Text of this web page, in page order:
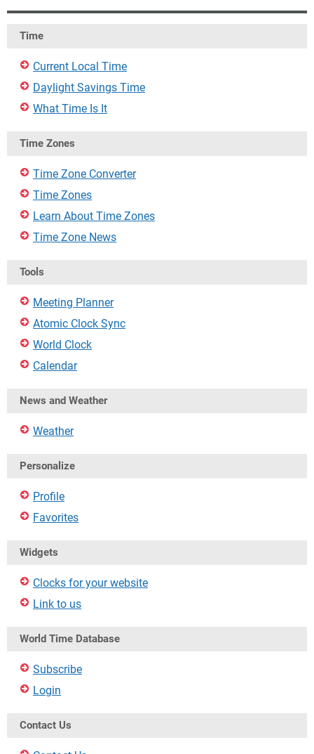
Time
Current Local Time
Daylight Savings Time
What Time Is It
Time Zones
Time Zone Converter
Time Zones
Learn About Time Zones
Time Zone News
Tools
Meeting Planner
Atomic Clock Sync
World Clock
Calendar
News and Weather
Weather
Personalize
Profile
Favorites
Widgets
Clocks for your website
Link to us
World Time Database
Subscribe
Login
Contact Us